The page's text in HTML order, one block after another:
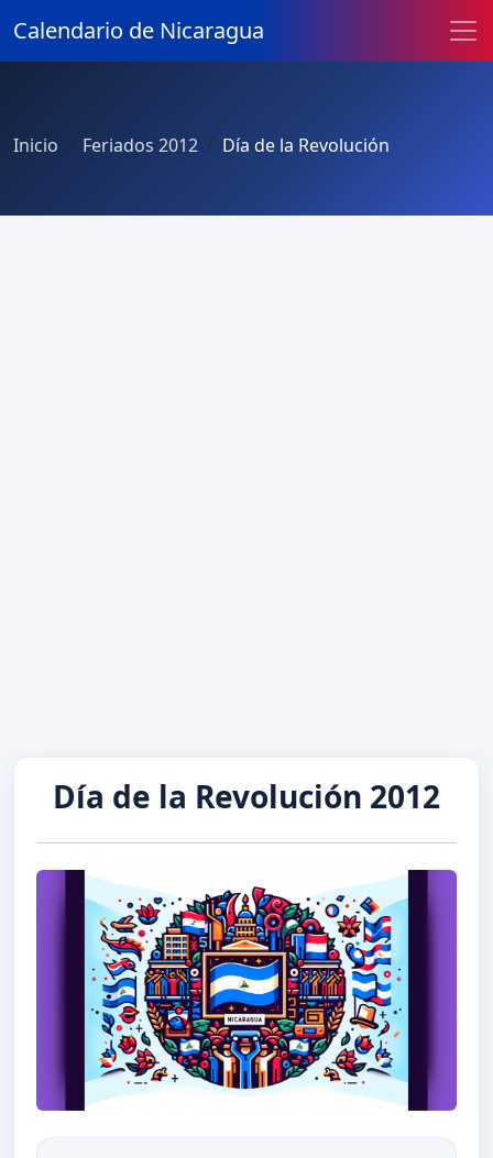
Calendario de Nicaragua
Inicio Feriados 2012 Día de la Revolución
Día de la Revolución 2012